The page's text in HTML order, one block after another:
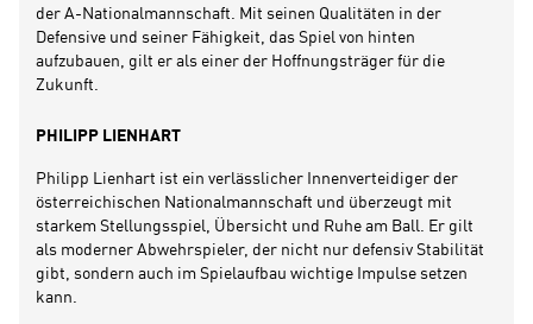
der A-Nationalmannschaft. Mit seinen Qualitäten in der
Defensive und seiner Fähigkeit, das Spiel von hinten
aufzubauen, gilt er als einer der Hoffnungsträger für die
Zukunft.
PHILIPP LIENHART
Philipp Lienhart ist ein verlässlicher Innenverteidiger der
österreichischen Nationalmannschaft und überzeugt mit
starkem Stellungsspiel, Übersicht und Ruhe am Ball. Er gilt
als moderner Abwehrspieler, der nicht nur defensiv Stabilität
gibt, sondern auch im Spielaufbau wichtige Impulse setzen
kann.